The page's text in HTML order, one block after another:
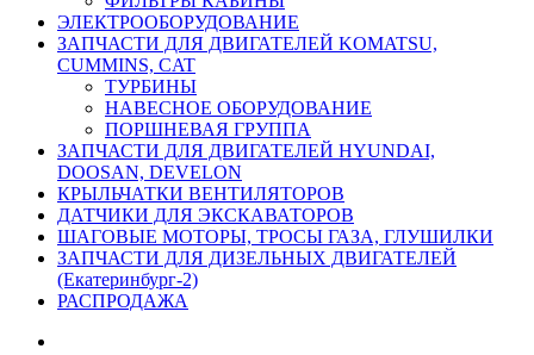
ЭЛЕКТРООБОРУДОВАНИЕ
ЗАПЧАСТИ ДЛЯ ДВИГАТЕЛЕЙ KOMATSU,
CUMMINS, CAT
ТУРБИНЫ
НАВЕСНОЕ ОБОРУДОВАНИЕ
ПОРШНЕВАЯ ГРУППА
ЗАПЧАСТИ ДЛЯ ДВИГАТЕЛЕЙ HYUNDAI,
DOOSAN, DEVELON
КРЫЛЬЧАТКИ ВЕНТИЛЯТОРОВ
ДАТЧИКИ ДЛЯ ЭКСКАВАТОРОВ
ШАГОВЫЕ МОТОРЫ, ТРОСЫ ГАЗА, ГЛУШИЛКИ
ЗАПЧАСТИ ДЛЯ ДИЗЕЛЬНЫХ ДВИГАТЕЛЕЙ
(Екатеринбург-2)
РАСПРОДАЖА